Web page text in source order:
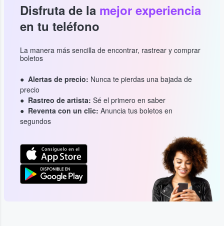
Disfruta de la mejor experiencia
en tu teléfono
La manera más sencilla de encontrar, rastrear y comprar
boletos
Alertas de precio: Nunca te pierdas una bajada de
precio
Rastreo de artista: Sé el primero en saber
Reventa con un clic: Anuncia tus boletos en
segundos